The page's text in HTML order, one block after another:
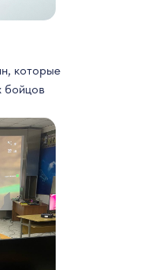
которые
бойцов